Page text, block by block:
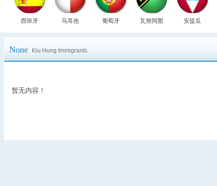
西班牙 马耳他 葡萄牙 瓦努阿图 安提瓜
None Kiu Hung Immigrants
暂无内容！